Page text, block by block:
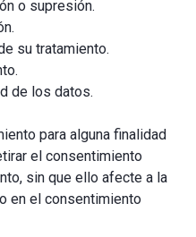
o supresión.
su tratamiento.
de los datos.
para alguna finalidad
el consentimiento
sin que ello afecte a la
en el consentimiento